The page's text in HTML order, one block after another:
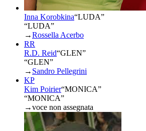
Inna Korobkina“LUDA”
“LUDA”
→Rossella Acerbo
RR
R.D. Reid“GLEN”
“GLEN”
→ Sandro Pellegrini
KP
Kim Poirier“MONICA”
“MONICA”
→voce non assegnata